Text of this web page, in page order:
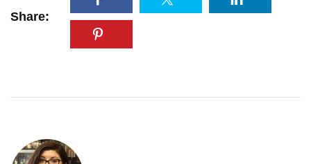
Share: